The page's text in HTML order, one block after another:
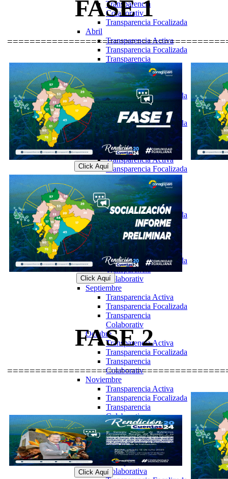
Transparencia
Colaborativ
Transparencia Focalizada
Abril
Transparencia Activa
Transparencia Focalizada
Transparencia
Colaborativ
Transparencia
Colaborativ
Transparencia Focalizada
Mayo
Transparencia Activa
Transparencia Focalizada
Transparencia
Colaborativ
Junio
Transparencia Activa
Transparencia Focalizada
Transparencia
Colaborativ
Julio
Transparencia Activa
Transparencia Focalizada
Transparencia
Colaborativ
Agosto
Transparencia Activa
Transparencia Focalizada
Transparencia
Colaborativ
Septiembre
Transparencia Activa
Transparencia Focalizada
Transparencia
Colaborativ
Octubre
Transparencia Activa
Transparencia Focalizada
Transparencia
Colaborativ
Noviembre
Transparencia Activa
Transparencia Focalizada
Transparencia
Colaborativ
2024
Enero
Articulo 19
Transparencia Activa
Transparencia
Colaborativa
FASE 1
Click Aquí
Click Aquí
FASE 2
Click Aquí